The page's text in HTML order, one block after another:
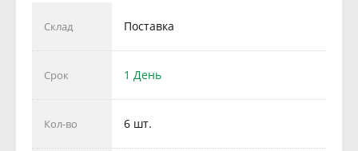
Склад Поставка
Срок 1 День
Кол-во 6 шт.